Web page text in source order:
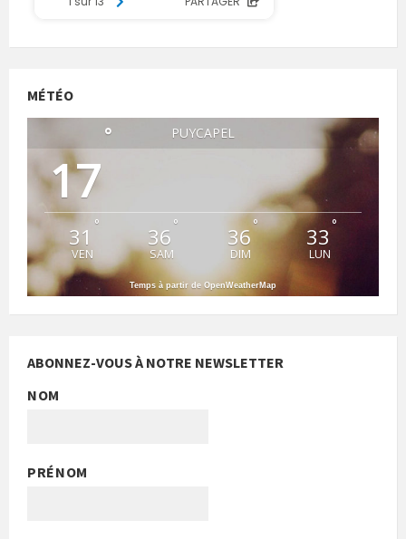
MÉTÉO
PUYCAPEL
17
°
31 °
VEN
36 °
SAM
36°
DIM
33 °
LUN
Temps à partir de OpenWeatherMap
ABONNEZ-VOUS À NOTRE NEWSLETTER
NOM
PRÉNOM